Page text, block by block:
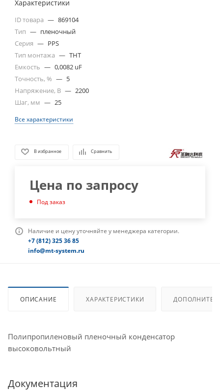
Характеристики
ID товара — 869104
Тип — пленочный
Серия — PPS
Тип монтажа — THT
Емкость — 0,0082 uF
Точность, % — 5
Напряжение, В — 2200
Шаг, мм — 25
Все характеристики
В избранное Сравнить
Цена по запросу
Под заказ
Наличие и цену уточняйте у менеджера категории.
+7 (812) 325 36 85
info@mt-system.ru
ОПИСАНИЕ ХАРАКТЕРИСТИКИ
Полипропиленовый пленочный конденсатор
высоковольтный
Документация